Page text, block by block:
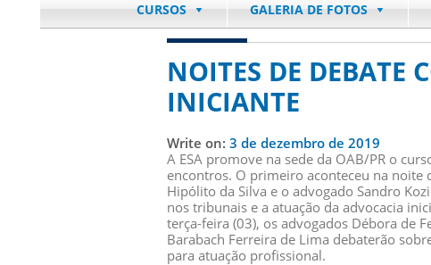
CURSOS GALERIA DE FOTOS
NOITES DE DEBATE
INICIANTE
Write on: 3 de dezembro de 2019
A ESA promove na sede da OAB/PR o
encontros. O primeiro aconteceu na noite
Hipólito da Silva e o advogado Sandro
nos tribunais e a atuação da advocacia
terça-feira (03), os advogados Débora de
Barabach Ferreira de Lima debaterão
para atuação profissional.